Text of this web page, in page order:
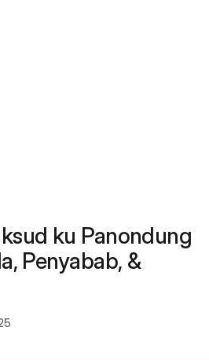
ku Panondung
Penyabab, &